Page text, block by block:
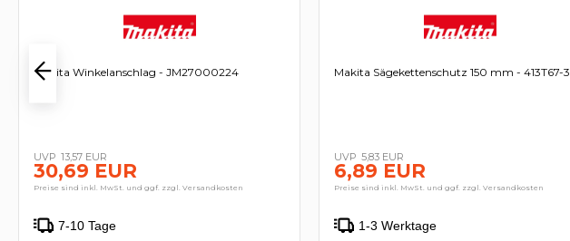
Makita Winkelanschlag - JM27000224
13,57 EUR
30,69 EUR
Preise sind inkl. MwSt. und ggf. zzgl. Versandkosten
7-10 Tage
Makita Sägekettenschutz 150 mm - 413T67-3
5,83 EUR
6,89 EUR
Preise sind inkl. MwSt. und ggf. zzgl. Versandkosten
1-3 Werktage